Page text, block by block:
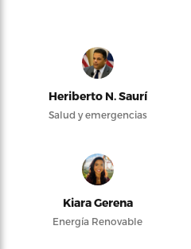
Heriberto N. Saurí
Salud y emergencias
Kiara Gerena
Energía Renovable